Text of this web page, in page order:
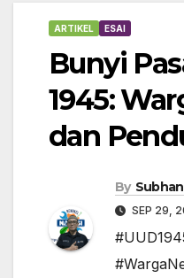
ARTIKEL ESAI
Bunyi
1945:
dan
By
SEP 29,